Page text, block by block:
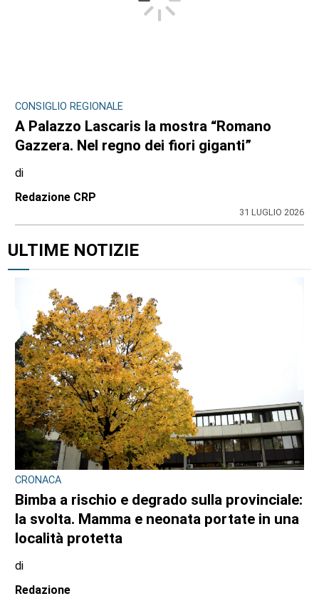
CONSIGLIO REGIONALE
A Palazzo Lascaris la mostra “Romano
Gazzera. Nel regno dei fiori giganti”
di
Redazione CRP
31 LUGLIO 2026
ULTIME NOTIZIE
CRONACA
Bimba a rischio e degrado sulla provinciale:
la svolta. Mamma e neonata portate in una
località protetta
di
Redazione